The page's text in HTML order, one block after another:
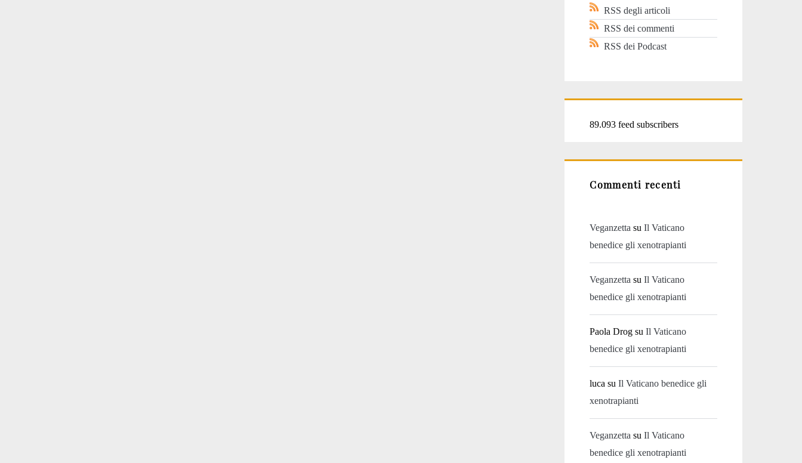
RSS degli articoli
RSS dei commenti
RSS dei Podcast
89.093 feed subscribers
Commenti recenti
Veganzetta suIl Vaticano
benedice gli xenotrapianti
Veganzetta suIl Vaticano
benedice gli xenotrapianti
Paola Drog suIl Vaticano
benedice gli xenotrapianti
luca suIl Vaticano benedice gli
xenotrapianti
Veganzetta suIl Vaticano
benedice gli xenotrapianti